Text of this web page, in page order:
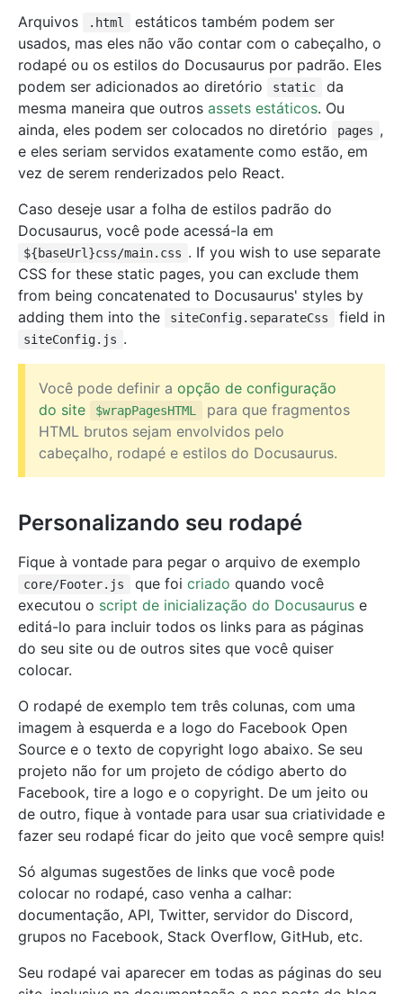
Arquivos .html
estáticos também podem ser
usados, mas eles não vão contar com o cabeçalho, o
rodapé ou os estilos do Docusaurus por padrão. Eles
podem ser adicionados ao diretório
static
da
mesma maneira que outros assets estáticos. Ou
ainda, eles podem ser colocados no diretório
pages ,
e eles seriam servidos exatamente como estão, em
vez de serem renderizados pelo React.
Caso deseje usar a folha de estilos padrão do
Docusaurus, você pode acessá-la em
${baseUrl}css/main.css . If you wish to use separate
CSS for these static pages, you can exclude them
from being concatenated to Docusaurus' styles by
adding them into the
siteConfig.separateCss field in
siteConfig.js .
Você pode definir a opção de configuração
do site
$wrapPagesHTML
para que fragmentos
HTML brutos sejam envolvidos pelo
cabeçalho, rodapé e estilos do Docusaurus.
Personalizando seu rodapé
Fique à vontade para pegar o arquivo de exemplo
core/Footer.js que foi criado quando você
executou o script de inicialização do Docusaurus e
editá-lo para incluir todos os links para as páginas
do seu site ou de outros sites que você quiser
colocar.
O rodapé de exemplo tem três colunas, com uma
imagem à esquerda e a logo do Facebook Open
Source e o texto de copyright logo abaixo. Se seu
projeto não for um projeto de código aberto do
Facebook, tire a logo e o copyright. De um jeito ou
de outro, fique à vontade para usar sua criatividade e
fazer seu rodapé ficar do jeito que você sempre quis!
Só algumas sugestões de links que você pode
colocar no rodapé, caso venha a calhar:
documentação, API, Twitter, servidor do Discord,
grupos no Facebook, Stack Overflow, GitHub, etc.
Seu rodapé vai aparecer em todas as páginas do seu